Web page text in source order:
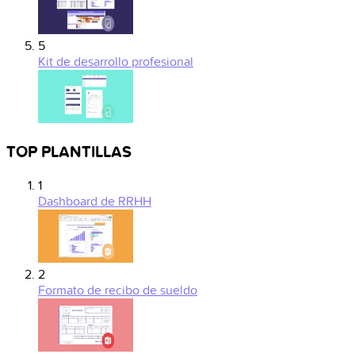
5
Kit de desarrollo profesional
TOP PLANTILLAS
1
Dashboard de RRHH
2
Formato de recibo de sueldo